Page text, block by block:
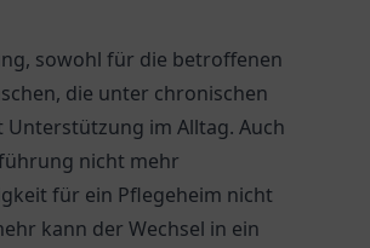
sowohl für die betroffenen
die unter chronischen
im Alltag. Auch
nicht mehr
für ein Pflegeheim nicht
kann der Wechsel in ein